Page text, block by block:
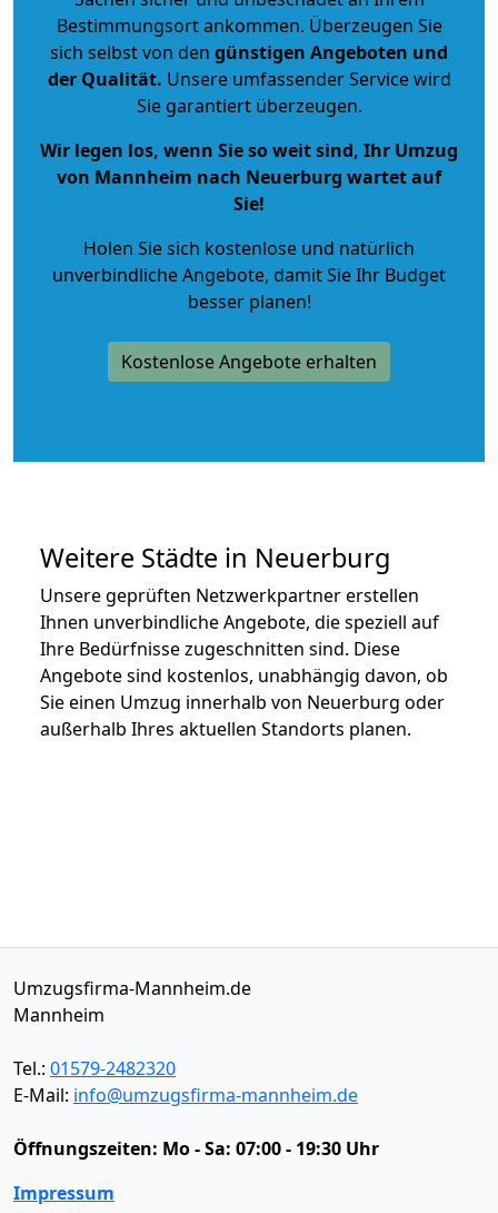
Bestimmungsort ankommen. Überzeugen Sie
sich selbst von den günstigen Angeboten und
der Qualität. Unsere umfassender Service wird
Sie garantiert überzeugen.
Wir legen los, wenn Sie so weit sind, Ihr Umzug
von Mannheim nach Neuerburg wartet auf
Sie!
Holen Sie sich kostenlose und natürlich
unverbindliche Angebote, damit Sie Ihr Budget
besser planen!
Kostenlose Angebote erhalten
Weitere Städte in Neuerburg
Unsere geprüften Netzwerkpartner erstellen
Ihnen unverbindliche Angebote, die speziell auf
Ihre Bedürfnisse zugeschnitten sind. Diese
Angebote sind kostenlos, unabhängig davon, ob
Sie einen Umzug innerhalb von Neuerburg oder
außerhalb Ihres aktuellen Standorts planen.
Umzugsfirma-Mannheim.de
Mannheim
Tel.: 01579-2482320
E-Mail: info@umzugsfirma-mannheim.de
Öffnungszeiten: Mo - Sa: 07:00 - 19:30 Uhr
Impressum